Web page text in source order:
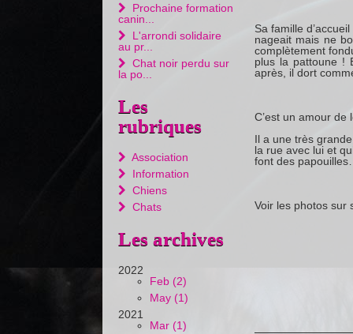
Prochaine formation
canin...
L'arrondi solidaire
au pr...
Chat noir perdu sur
la po...
Les
rubriques
Association
Information
Chiens
Chats
Les archives
2022
Feb (2)
May (1)
2021
Mar (1)
Sa famille
nageait mais ne
complètement
plus la pattoune !
après, il dort
C’est un amour
Il a une très
la rue avec lui et
font des
Voir les photos sur